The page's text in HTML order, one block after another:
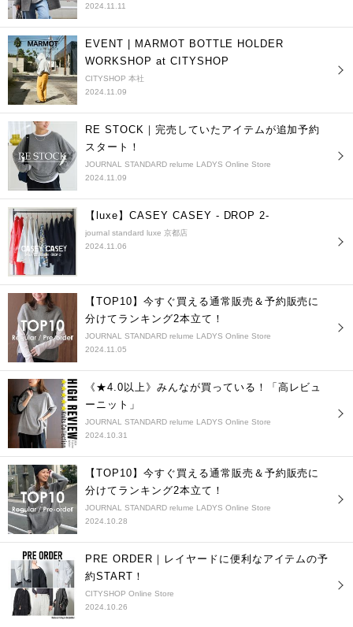
2024.11.11
EVENT | MARMOT BOTTLE HOLDER
WORKSHOP at CITYSHOP
CITYSHOP 本社
2024.11.09
RE STOCK｜完売していたアイテムが追加予約
スタート！
JOURNAL STANDARD relume LADYS Online Store
2024.11.09
【luxe】CASEY CASEY - DROP 2-
journal standard luxe 京都店
2024.11.06
【TOP10】今すぐ買える通常販売＆予約販売に
分けてランキング2本立て！
JOURNAL STANDARD relume LADYS Online Store
2024.11.05
《★4.0以上》みんなが買っている！「高レビュ
ーニット」
JOURNAL STANDARD relume LADYS Online Store
2024.10.31
【TOP10】今すぐ買える通常販売＆予約販売に
分けてランキング2本立て！
JOURNAL STANDARD relume LADYS Online Store
2024.10.28
PRE ORDER｜レイヤードに便利なアイテムの予
約START！
CITYSHOP Online Store
2024.10.26